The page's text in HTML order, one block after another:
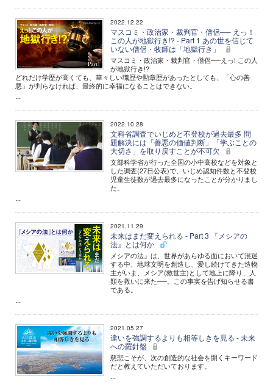
2022.12.22
マスコミ・政治家・裁判官・僧侶── えっ！
この人が地獄行き!? - Part 1 あの世を信じて
いない僧侶・牧師は「地獄行き」
マスコミ・政治家・裁判官・僧侶──えっ! この人
が地獄行き!?
どれだけ学歴が高くても、華々しい職歴や勲章歴があったとしても、「心の善
悪」が判らなければ、最終的に幸福になることはできない。
...
2022.10.28
文科省調査でいじめと不登校が過去最多 問
題解決には「善悪の価値判断」「学ぶことの
大切さ」を取り戻すことが不可欠
文部科学省が行った全国の小中高校などを対象と
した調査(27日公表)で、いじめ認知件数と不登校
児童生徒数が過去最多になったことが分かりまし
た。
...
2021.11.29
未来はまだ変えられる - Part 3 『メシアの
法』とは何か
メシアの法』は、世界があらゆる面において混迷
する中、地球文明を創造し、愛し続けてきた造物
主がいま、メシア(救世主)として地上に降り、人
類を救いに来た──。この事実を告げ知らせる書
である。
...
2021.05.27
違いを強調するよりも相等しきを見る - 未来
への羅針盤
慈悲こそが、次の創造的な社会を開くキーワード
だと教えていただいております。
...